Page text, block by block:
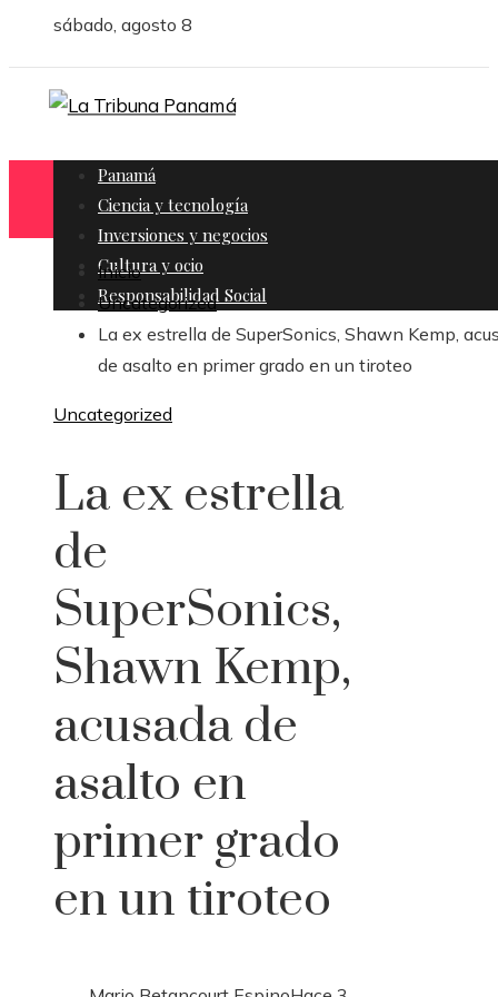
sábado, agosto 8
Panamá
Ciencia y tecnología
Inversiones y negocios
Cultura y ocio
Responsabilidad Social
Inicio
Uncategorized
La ex estrella de SuperSonics, Shawn Kemp,
de asalto en primer grado en un tiroteo
Uncategorized
La ex estrella
de
SuperSonics,
Shawn Kemp,
acusada de
asalto en
primer grado
en un tiroteo